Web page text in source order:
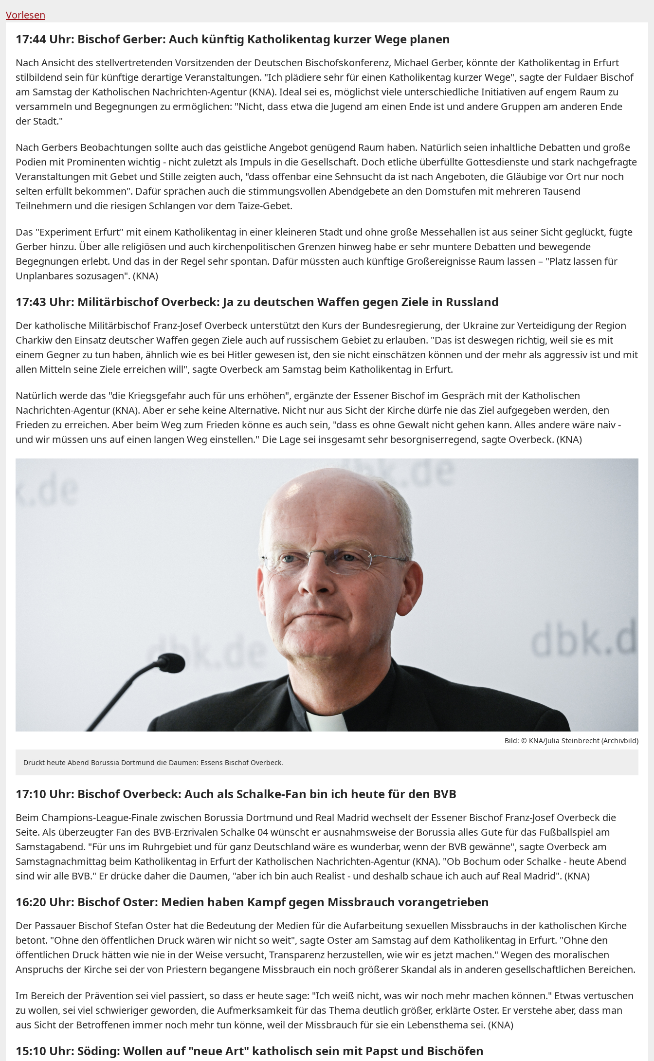
Vorlesen
17:44 Uhr: Bischof Gerber: Auch künftig Katholikentag kurzer Wege planen
Nach Ansicht des stellvertretenden Vorsitzenden der Deutschen Bischofskonferenz, Michael Gerber, könnte der Katholikentag in Erfurt
stilbildend sein für künftige derartige Veranstaltungen. "Ich plädiere sehr für einen Katholikentag kurzer Wege", sagte der Fuldaer Bischof
am Samstag der Katholischen Nachrichten-Agentur (KNA). Ideal sei es, möglichst viele unterschiedliche Initiativen auf engem Raum zu
versammeln und Begegnungen zu ermöglichen: "Nicht, dass etwa die Jugend am einen Ende ist und andere Gruppen am anderen Ende
der Stadt."
Nach Gerbers Beobachtungen sollte auch das geistliche Angebot genügend Raum haben. Natürlich seien inhaltliche Debatten und große
Podien mit Prominenten wichtig - nicht zuletzt als Impuls in die Gesellschaft. Doch etliche überfüllte Gottesdienste und stark nachgefragte
Veranstaltungen mit Gebet und Stille zeigten auch, "dass offenbar eine Sehnsucht da ist nach Angeboten, die Gläubige vor Ort nur noch
selten erfüllt bekommen". Dafür sprächen auch die stimmungsvollen Abendgebete an den Domstufen mit mehreren Tausend
Teilnehmern und die riesigen Schlangen vor dem Taize-Gebet.
Das "Experiment Erfurt" mit einem Katholikentag in einer kleineren Stadt und ohne große Messehallen ist aus seiner Sicht geglückt, fügte
Gerber hinzu. Über alle religiösen und auch kirchenpolitischen Grenzen hinweg habe er sehr muntere Debatten und bewegende
Begegnungen erlebt. Und das in der Regel sehr spontan. Dafür müssten auch künftige Großereignisse Raum lassen – "Platz lassen für
Unplanbares sozusagen". (KNA)
17:43 Uhr: Militärbischof Overbeck: Ja zu deutschen Waffen gegen Ziele in Russland
Der katholische Militärbischof Franz-Josef Overbeck unterstützt den Kurs der Bundesregierung, der Ukraine zur Verteidigung der Region
Charkiw den Einsatz deutscher Waffen gegen Ziele auch auf russischem Gebiet zu erlauben. "Das ist deswegen richtig, weil sie es mit
einem Gegner zu tun haben, ähnlich wie es bei Hitler gewesen ist, den sie nicht einschätzen können und der mehr als aggressiv ist und mit
allen Mitteln seine Ziele erreichen will", sagte Overbeck am Samstag beim Katholikentag in Erfurt.
Natürlich werde das "die Kriegsgefahr auch für uns erhöhen", ergänzte der Essener Bischof im Gespräch mit der Katholischen
Nachrichten-Agentur (KNA). Aber er sehe keine Alternative. Nicht nur aus Sicht der Kirche dürfe nie das Ziel aufgegeben werden, den
Frieden zu erreichen. Aber beim Weg zum Frieden könne es auch sein, "dass es ohne Gewalt nicht gehen kann. Alles andere wäre naiv -
und wir müssen uns auf einen langen Weg einstellen." Die Lage sei insgesamt sehr besorgniserregend, sagte Overbeck. (KNA)
Bild: © KNA/Julia Steinbrecht (Archivbild)
Drückt heute Abend Borussia Dortmund die Daumen: Essens Bischof Overbeck.
17:10 Uhr: Bischof Overbeck: Auch als Schalke-Fan bin ich heute für den BVB
Beim Champions-League-Finale zwischen Borussia Dortmund und Real Madrid wechselt der Essener Bischof Franz-Josef Overbeck die
Seite. Als überzeugter Fan des BVB-Erzrivalen Schalke 04 wünscht er ausnahmsweise der Borussia alles Gute für das Fußballspiel am
Samstagabend. "Für uns im Ruhrgebiet und für ganz Deutschland wäre es wunderbar, wenn der BVB gewänne", sagte Overbeck am
Samstagnachmittag beim Katholikentag in Erfurt der Katholischen Nachrichten-Agentur (KNA). "Ob Bochum oder Schalke - heute Abend
sind wir alle BVB." Er drücke daher die Daumen, "aber ich bin auch Realist - und deshalb schaue ich auch auf Real Madrid". (KNA)
16:20 Uhr: Bischof Oster: Medien haben Kampf gegen Missbrauch vorangetrieben
Der Passauer Bischof Stefan Oster hat die Bedeutung der Medien für die Aufarbeitung sexuellen Missbrauchs in der katholischen Kirche
betont. "Ohne den öffentlichen Druck wären wir nicht so weit", sagte Oster am Samstag auf dem Katholikentag in Erfurt. "Ohne den
öffentlichen Druck hätten wie nie in der Weise versucht, Transparenz herzustellen, wie wir es jetzt machen." Wegen des moralischen
Anspruchs der Kirche sei der von Priestern begangene Missbrauch ein noch größerer Skandal als in anderen gesellschaftlichen Bereichen.
Im Bereich der Prävention sei viel passiert, so dass er heute sage: "Ich weiß nicht, was wir noch mehr machen können." Etwas vertuschen
zu wollen, sei viel schwieriger geworden, die Aufmerksamkeit für das Thema deutlich größer, erklärte Oster. Er verstehe aber, dass man
aus Sicht der Betroffenen immer noch mehr tun könne, weil der Missbrauch für sie ein Lebensthema sei. (KNA)
15:10 Uhr: Söding: Wollen auf "neue Art" katholisch sein mit Papst und Bischöfen